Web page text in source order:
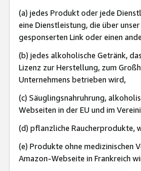
(a) jedes Produkt oder jede
eine Dienstleistung, die über
gesponserten Link oder einen
(b) jedes alkoholische Getränk,
Lizenz zur Herstellung, zum
Unternehmens betrieben wird,
(c) Säuglingsnahruhrung,
Webseiten in der EU und im
(d) pflanzliche Raucherprodukte,
(e) Produkte ohne medizinischen
Amazon-Webseite in Frankreich